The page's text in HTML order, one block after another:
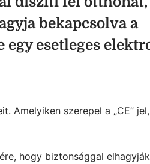
bekapcsolva a
esetleges
Amelyiken szerepel a „CE”
hogy biztonsággal